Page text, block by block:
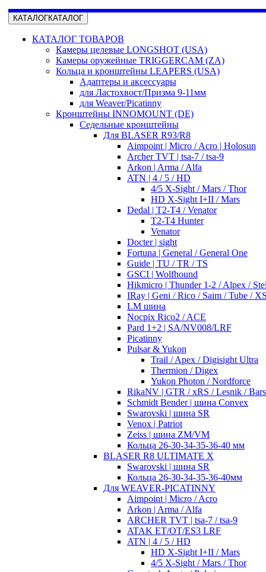
КАТАЛОГКАТАЛОГ
КАТАЛОГ ТОВАРОВ
Камеры целевые LONGSHOT (USA)
Камеры оружейные TRIGGERCAM (ZA)
Кольца и кронштейны LEAPERS (USA)
Адаптеры и аксессуары
для Ластохвост/Призма 9-11мм
для Weaver/Picatinny
Кронштейны INNOMOUNT (DE)
Седельные кронштейны
Для BLASER R93/R8
Aimpoint | Micro / Acro | Holosun
Archer TVT | tsa-7 / tsa-9
Arkon | Arma / Alfa
ATN | 4 / 5 / HD
4/5 X-Sight / Mars / Thor
HD X-Sight I+II / Mars
Dedal | T2-T4 / Venator
T2-T4 Hunter
Venator
Docter | sight
Fortuna | General / General One
Guide | TU / TR / TS
GSCI | Wolfhound
Hikmicro | Thunder 1-2 / Alpex /
IRay | Geni / Rico / Saim / Tube /
LM шина
Nocpix Rico2 / ACE
Pard 1+2 | SA/NV008/LRF
Picatinny
Pulsar & Yukon
Trail / Apex / Digisight Ultra
Thermion / Digex
Yukon Photon / Nordforce
RikaNV | GTR / xRS / Lesnik /
Schmidt Bender | шина Convex
Swarovski | шина SR
Venox | Patriot
Zeiss | шина ZM/VM
Кольца 26-30-34-35-36-40 мм
BLASER R8 ULTIMATE X
Swarovski | шина SR
Кольца 26-30-34-35-36-40мм
Для WEAVER-PICATINNY
Aimpoint | Micro / Acro
Arkon | Arma / Alfa
ARCHER TVT | tsa-7 / tsa-9
ATAK ET/OT/ES3 LRF
ATN | 4 / 5 / HD
HD X-Sight I+II / Mars
4/5 X-Sight / Mars / Thor